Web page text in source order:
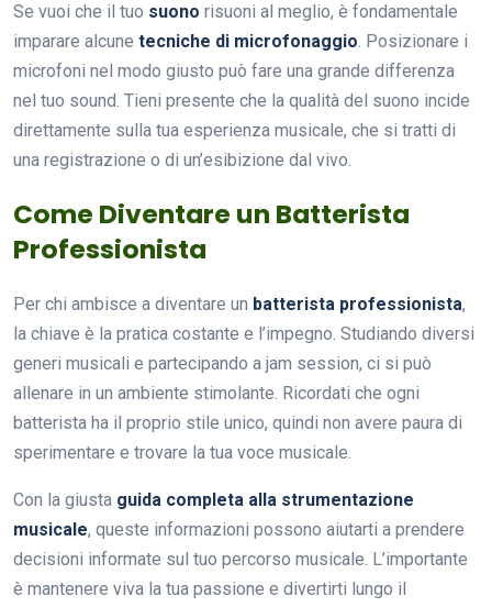
Se vuoi che il tuo suono risuoni al meglio, è fondamentale
imparare alcune tecniche di microfonaggio. Posizionare i
microfoni nel modo giusto può fare una grande differenza
nel tuo sound. Tieni presente che la qualità del suono incide
direttamente sulla tua esperienza musicale, che si tratti di
una registrazione o di un’esibizione dal vivo.
Come Diventare un Batterista
Professionista
Per chi ambisce a diventare un batterista professionista,
la chiave è la pratica costante e l’impegno. Studiando diversi
generi musicali e partecipando a jam session, ci si può
allenare in un ambiente stimolante. Ricordati che ogni
batterista ha il proprio stile unico, quindi non avere paura di
sperimentare e trovare la tua voce musicale.
Con la giusta guida completa alla strumentazione
musicale, queste informazioni possono aiutarti a prendere
decisioni informate sul tuo percorso musicale. L’importante
è mantenere viva la tua passione e divertirti lungo il